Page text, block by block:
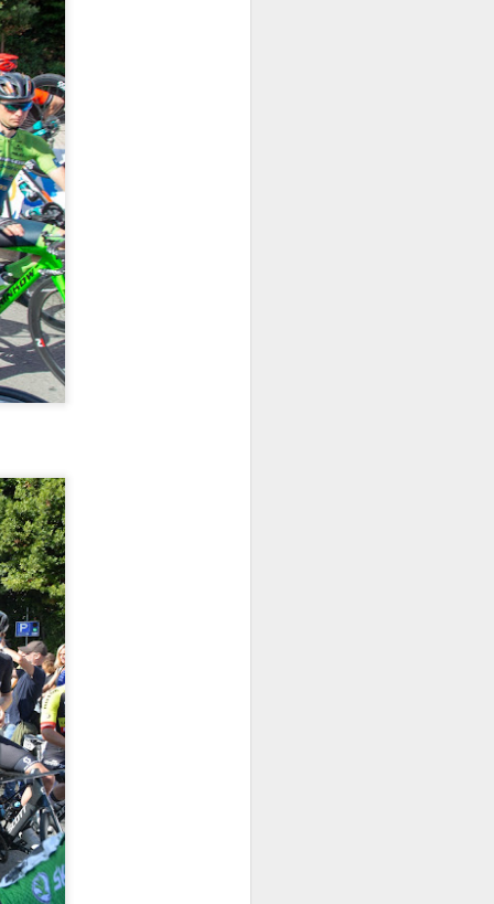
esports turniri u popularnim
Legends, EA Sports FC26, Tekken
su natjecatelji pokazali svoje vještine
JUN
15
elegancije, emocije i energije!
I ovog ljeta, veličanstvena Ljetna
pozornica Opatija postaje
epicentar vrhunskih glazbenih
događanja na Jadranu. U
okruženju mora i povijesne
arhitekture, kroz toplije mjesece
2025. Opatija će ugostiti istaknuta
regionalna i svjetska imena iz svih
glazbenih žanrova — od klasike i
popa, preko rocka i opere, do
alternativne i crossover glazbe.
📅 20. lipnja 2025.